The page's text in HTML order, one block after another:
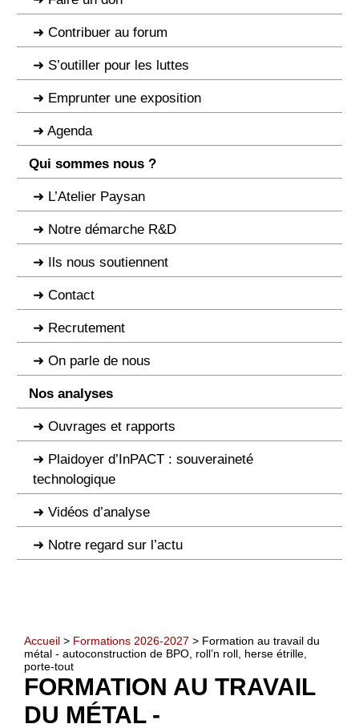
Contribuer au forum
S’outiller pour les luttes
Emprunter une exposition
Agenda
Qui sommes nous ?
L’Atelier Paysan
Notre démarche R&D
Ils nous soutiennent
Contact
Recrutement
On parle de nous
Nos analyses
Ouvrages et rapports
Plaidoyer d’InPACT : souveraineté
technologique
Vidéos d’analyse
Notre regard sur l’actu
Accueil > Formations 2026-2027 > Formation au travail du
métal - autoconstruction de BPO, roll’n roll, herse étrille,
porte-tout
FORMATION AU TRAVAIL
DU MÉTAL -